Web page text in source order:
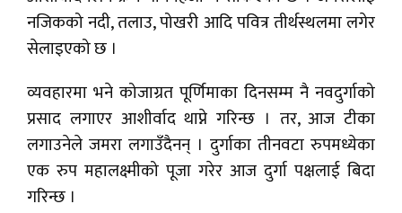
नजिकको नदी, तलाउ, पोखरी आदि पवित्र तीर्थस्थलमा लगेर
सेलाइएको छ ।
व्यवहारमा भने कोजाग्रत पूर्णिमाका दिनसम्म नै नवदुर्गाको
प्रसाद लगाएर आशीर्वाद थाप्ने गरिन्छ । तर, आज टीका
लगाउनेले जमरा लगाउँदैनन् । दुर्गाका तीनवटा रुपमध्येका
एक रुप महालक्ष्मीको पूजा गरेर आज दुर्गा पक्षलाई बिदा
गरिन्छ ।